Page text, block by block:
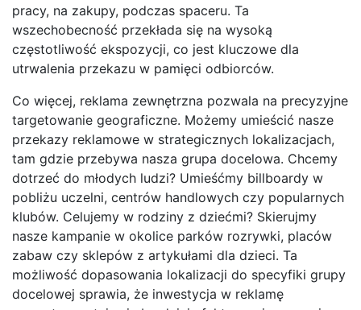
pracy, na zakupy, podczas spaceru. Ta
wszechobecność przekłada się na wysoką
częstotliwość ekspozycji, co jest kluczowe dla
utrwalenia przekazu w pamięci odbiorców.
Co więcej, reklama zewnętrzna pozwala na precyzyjne
targetowanie geograficzne. Możemy umieścić nasze
przekazy reklamowe w strategicznych lokalizacjach,
tam gdzie przebywa nasza grupa docelowa. Chcemy
dotrzeć do młodych ludzi? Umieśćmy billboardy w
pobliżu uczelni, centrów handlowych czy popularnych
klubów. Celujemy w rodziny z dziećmi? Skierujmy
nasze kampanie w okolice parków rozrywki, placów
zabaw czy sklepów z artykułami dla dzieci. Ta
możliwość dopasowania lokalizacji do specyfiki grupy
docelowej sprawia, że inwestycja w reklamę